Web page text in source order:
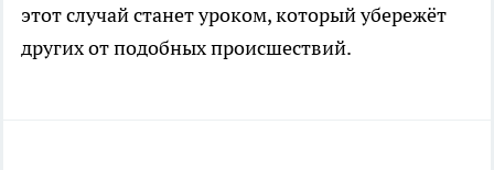
этот случай станет уроком, который убережёт
других от подобных происшествий.